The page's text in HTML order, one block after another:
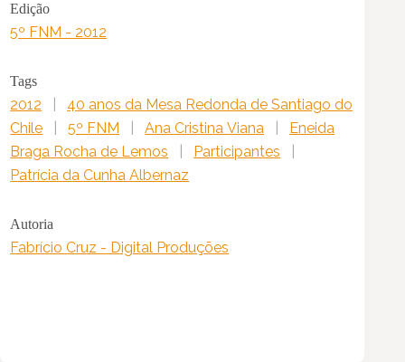
Edição
5º FNM - 2012
Tags
2012
40 anos da Mesa Redonda de Santiago do
Chile
5º FNM Ana Cristina Viana
Eneida
Braga Rocha de Lemos
Participantes
Patrícia da Cunha Albernaz
Autoria
Fabrício Cruz - Digital Produções